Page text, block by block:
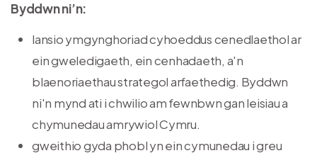
Byddwn ni’n:
lansio ymgynghoriad cyhoeddus cenedlaethol ar
ein gweledigaeth, ein cenhadaeth, a'n
blaenoriaethau strategol arfaethedig. Byddwn
ni'n mynd ati i chwilio am fewnbwn gan leisiau a
chymunedau amrywiol Cymru.
gweithio gyda phobl yn ein cymunedau i greu